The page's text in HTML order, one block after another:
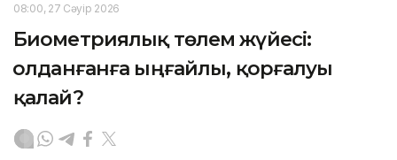
08:00, 27 Сәуір 2026
Биометриялық төлем жүйесі:
Қолданғанға ыңғайлы, қорғалуы
қалай?